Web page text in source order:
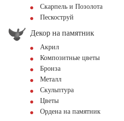
Скарпель и Позолота
Пескоструй
Декор на памятник
Акрил
Композитные цветы
Бронза
Металл
Скульптура
Цветы
Ордена на памятник